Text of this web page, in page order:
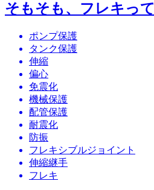
そもそも、フレキっ
ポンプ保護
タンク保護
伸縮
偏心
免震化
機械保護
配管保護
耐震化
防振
フレキシブルジョイント
伸縮継手
フレキ